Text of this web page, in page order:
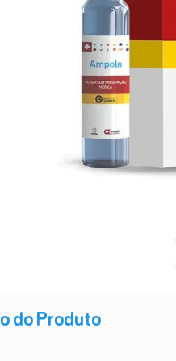
do Produto
9º esmalte
ºabsorvente